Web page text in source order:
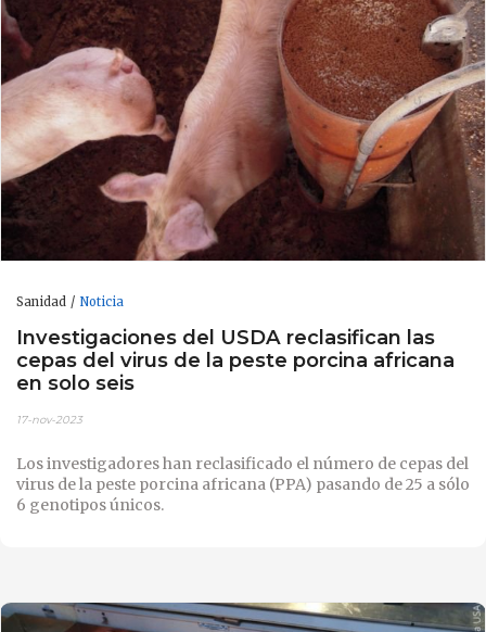
Sanidad Noticia
Investigaciones del USDA reclasifican las
cepas del virus de la peste porcina africana
en solo seis
17-nov-2023
Los investigadores han reclasificado el número de cepas del
virus de la peste porcina africana (PPA) pasando de 25 a sólo
6 genotipos únicos.